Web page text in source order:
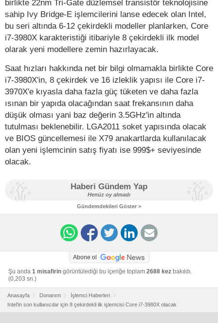
birlikte 22nm Tri-Gate düzlemsel transistör teknolojisine
sahip Ivy Bridge-E işlemcilerini lanse edecek olan Intel,
bu seri altında 6-12 çekirdekli modeller planlarken, Core
i7-3980X karakteristiği itibariyle 8 çekirdekli ilk model
olarak yeni modellere zemin hazırlayacak.
Saat hızları hakkında net bir bilgi olmamakla birlikte Core
i7-3980X'in, 8 çekirdek ve 16 izleklik yapısı ile Core i7-
3970X'e kıyasla daha fazla güç tüketen ve daha fazla
ısınan bir yapıda olacağından saat frekansının daha
düşük olması yani baz değerin 3.5GHz'in altında
tutulması beklenebilir. LGA2011 soket yapısında olacak
ve BIOS güncellemesi ile X79 anakartlarda kullanılacak
olan yeni işlemcinin satış fiyatı ise 999$+ seviyesinde
olacak.
Haberi Gündem Yap
Henüz oy almadı
Gündemdekileri Göster >
Abone ol
Şu anda 1 misafirin görüntülediği bu içeriğe toplam 2688 kez bakıldı.
(0,203 sn.)
Anasayfa Donanım
İşlemci Haberleri
Intel'in son kullanıcılar için 8 çekirdekli ilk işlemcisi Core i7-3980X olacak